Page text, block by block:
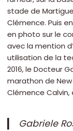
stade de
Clémence. Puis
en photo sur le
avec la mention
utilisation de la
2016, le Docteur
marathon de
Clémence
Gabriele